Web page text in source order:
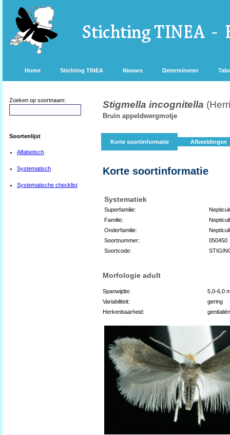
Home Stichting TINEA Nieuws Determineren
Zoeken op soortnaam:
Soortenlijst
Alfabetisch
Systematisch
Systematische checklist
Stigmella incognitella
Bruin appeldwergmotje
Korte soortinformatie Afbeeldingen
Korte soortinformatie
Systematiek
Superfamilie:
Familie:
Onderfamilie:
Soortnummer:
050450
Soortcode:
Morfologie adult
Spanwijdte:
5,0-6,0
Variabiliteit:
gering
Herkenbaarheid: